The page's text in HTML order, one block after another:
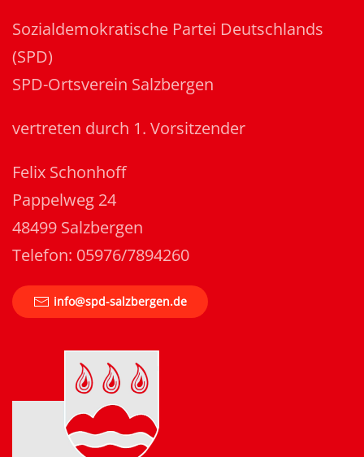
Sozialdemokratische Partei Deutschlands
(SPD)
SPD-Ortsverein Salzbergen
vertreten durch 1. Vorsitzender
Felix Schonhoff
Pappelweg 24
48499 Salzbergen
Telefon: 05976/7894260
info@spd-salzbergen.de